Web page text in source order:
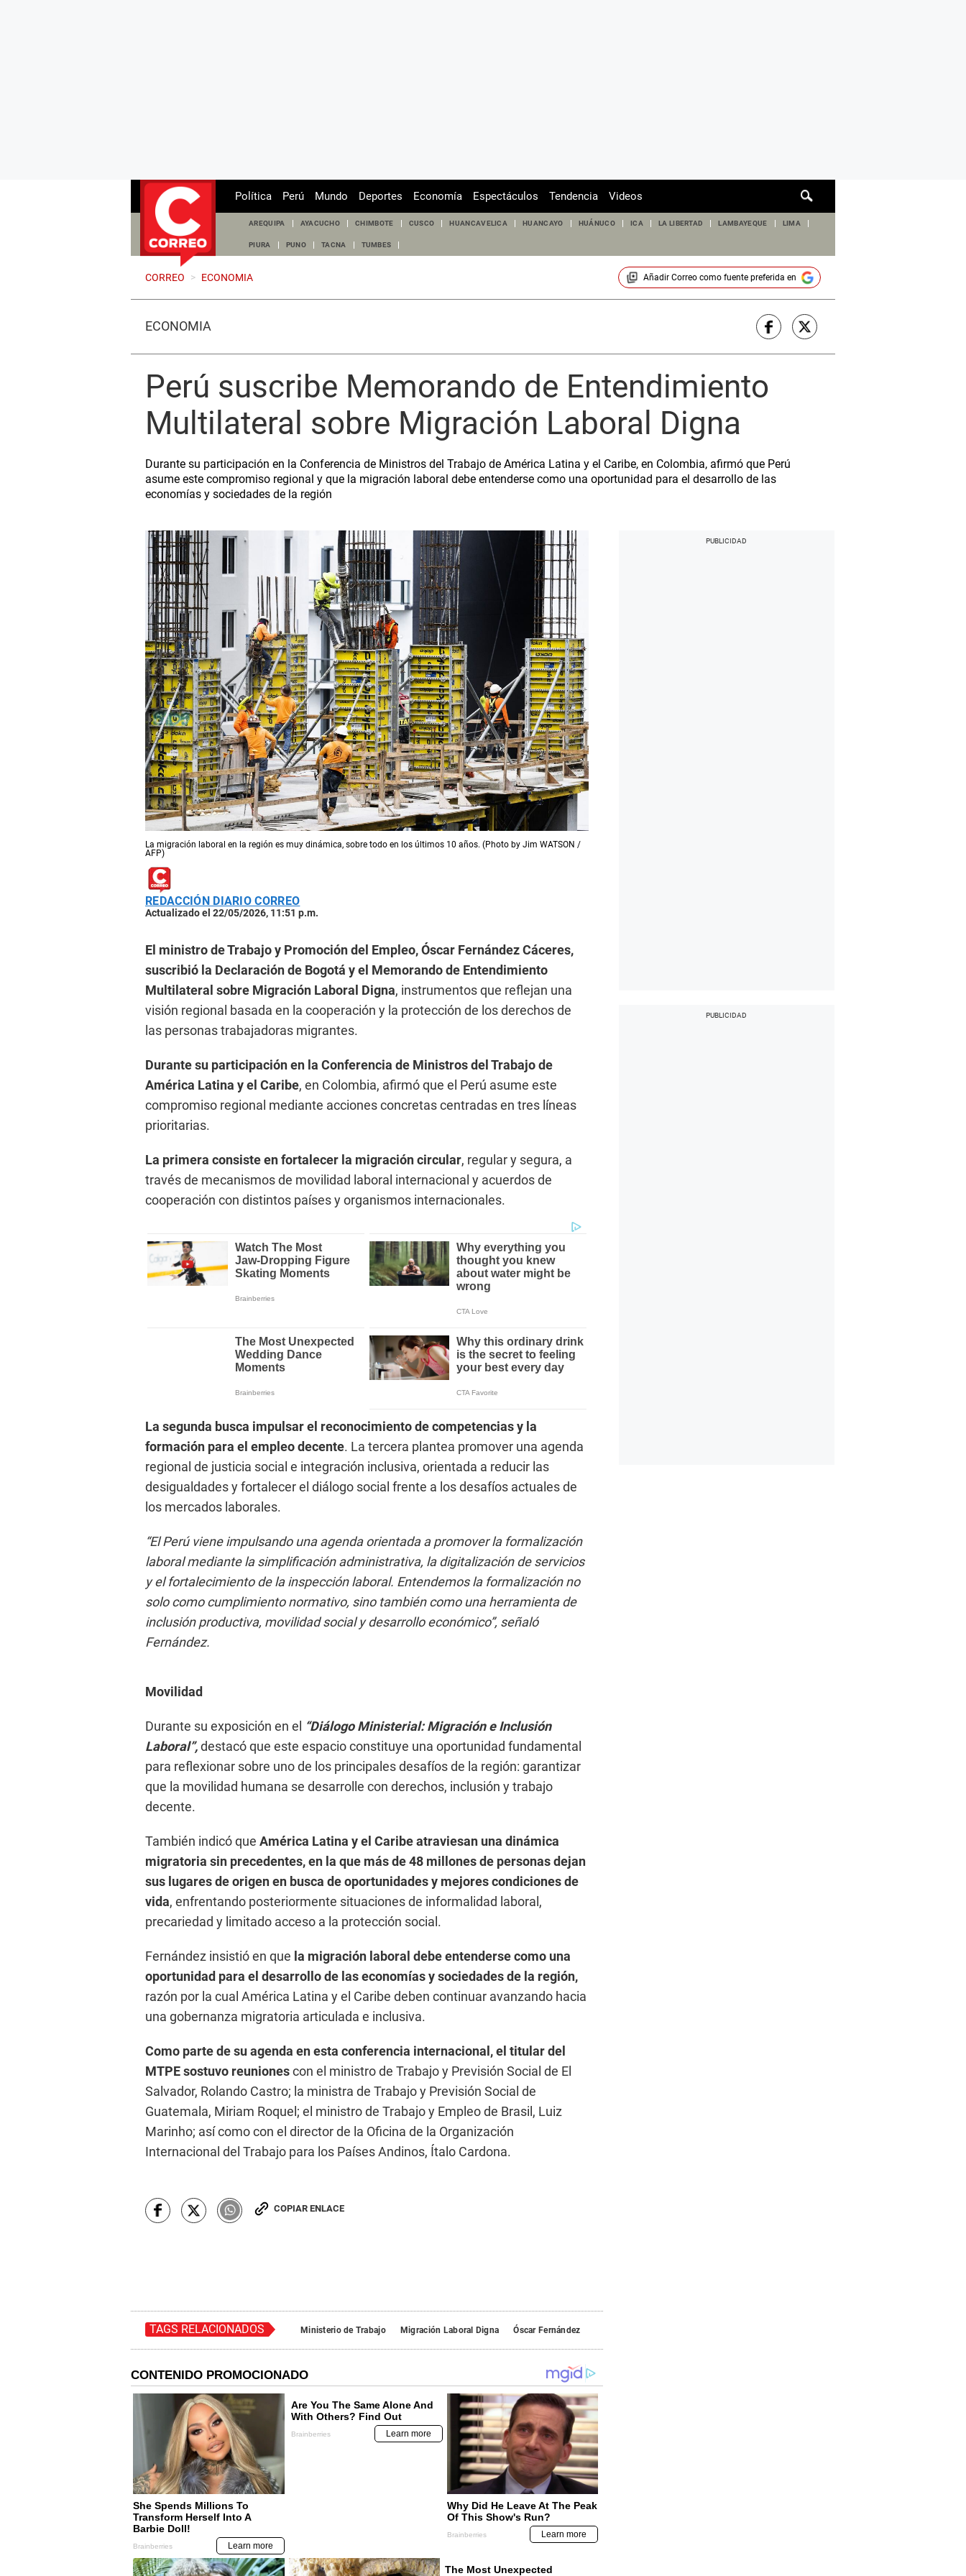
de
Política Perú Mundo Deportes Economía Espectáculos Tendencia Videos
AREQUIPA AYACUCHO CHIMBOTE CUSCO HUANCAVELICA HUANCAYO HUÁNUCO ICA LA LIBERTAD LAMBAYEQUE LIMA
PIURA PUNO TACNA TUMBES
CORREO > ECONOMIA Añadir Correocomo fuente preferida en
ECONOMÍA
Perú suscribe Memorando de Entendimiento
Multilateral sobre Migración Laboral Digna
Durante su participación en la Conferencia de Ministros del Trabajo de América Latina y el Caribe, en Colombia, afirmó que Perú
asume este compromiso regional y que la migración laboral debe entenderse como una oportunidad para el desarrollo de las
economías y sociedades de la región
La migración laboral en la región es muy dinámica, sobre todo en los últimos 10 años. (Photo by Jim WATSON /
AFP)
REDACCIÓN DIARIO CORREO
Actualizado el 22/05/2026, 11:51 p.m.
El ministro de Trabajo y Promoción del Empleo, Óscar Fernández Cáceres,
suscribió la Declaración de Bogotá y el Memorando de Entendimiento
Multilateral sobre Migración Laboral Digna, instrumentos que reflejan una
visión regional basada en la cooperación y la protección de los derechos de
las personas trabajadoras migrantes.
Durante su participación en la Conferencia de Ministros del Trabajo de
América Latina y el Caribe, en Colombia, afirmó que el Perú asume este
compromiso regional mediante acciones concretas centradas en tres líneas
prioritarias.
La primera consiste en fortalecer la migración circular, regular y segura, a
través de mecanismos de movilidad laboral internacional y acuerdos de
cooperación con distintos países y organismos internacionales.
La segunda busca impulsar el reconocimiento de competencias y la
formación para el empleo decente. La tercera plantea promover una agenda
regional de justicia social e integración inclusiva, orientada a reducir las
desigualdades y fortalecer el diálogo social frente a los desafíos actuales de
los mercados laborales.
“El Perú viene impulsando una agenda orientada a promover la formalización
laboral mediante la simplificación administrativa, la digitalización de servicios
y el fortalecimiento de la inspección laboral. Entendemos la formalización no
solo como cumplimiento normativo, sino también como una herramienta de
inclusión productiva, movilidad social y desarrollo económico”, señaló
Fernández.
Movilidad
Durante su exposición en el “Diálogo Ministerial: Migración e Inclusión
Laboral”,destacó que este espacio constituye una oportunidad fundamental
para reflexionar sobre uno de los principales desafíos de la región: garantizar
que la movilidad humana se desarrolle con derechos, inclusión y trabajo
decente.
También indicó que América Latina y el Caribe atraviesan una dinámica
migratoria sin precedentes, en la que más de 48 millones de personas dejan
sus lugares de origen en busca de oportunidades y mejores condiciones de
vida, enfrentando posteriormente situaciones de informalidad laboral,
precariedad y limitado acceso a la protección social.
Fernández insistió en que la migración laboral debe entenderse como una
oportunidad para el desarrollo de las economías y sociedades de la región,
razón por la cual América Latina y el Caribe deben continuar avanzando hacia
una gobernanza migratoria articulada e inclusiva.
Como parte de su agenda en esta conferencia internacional, el titular del
MTPE sostuvo reunionescon el ministro de Trabajo y Previsión Social de El
Salvador, Rolando Castro; la ministra de Trabajo y Previsión Social de
Guatemala, Miriam Roquel; el ministro de Trabajo y Empleo de Brasil, Luiz
Marinho; así como con el director de la Oficina de la Organización
Internacional del Trabajo para los Países Andinos, Ítalo Cardona.
COPIAR ENLACE
TAGS RELACIONADOS Ministerio de Trabajo Migración Laboral Digna Óscar Fernández